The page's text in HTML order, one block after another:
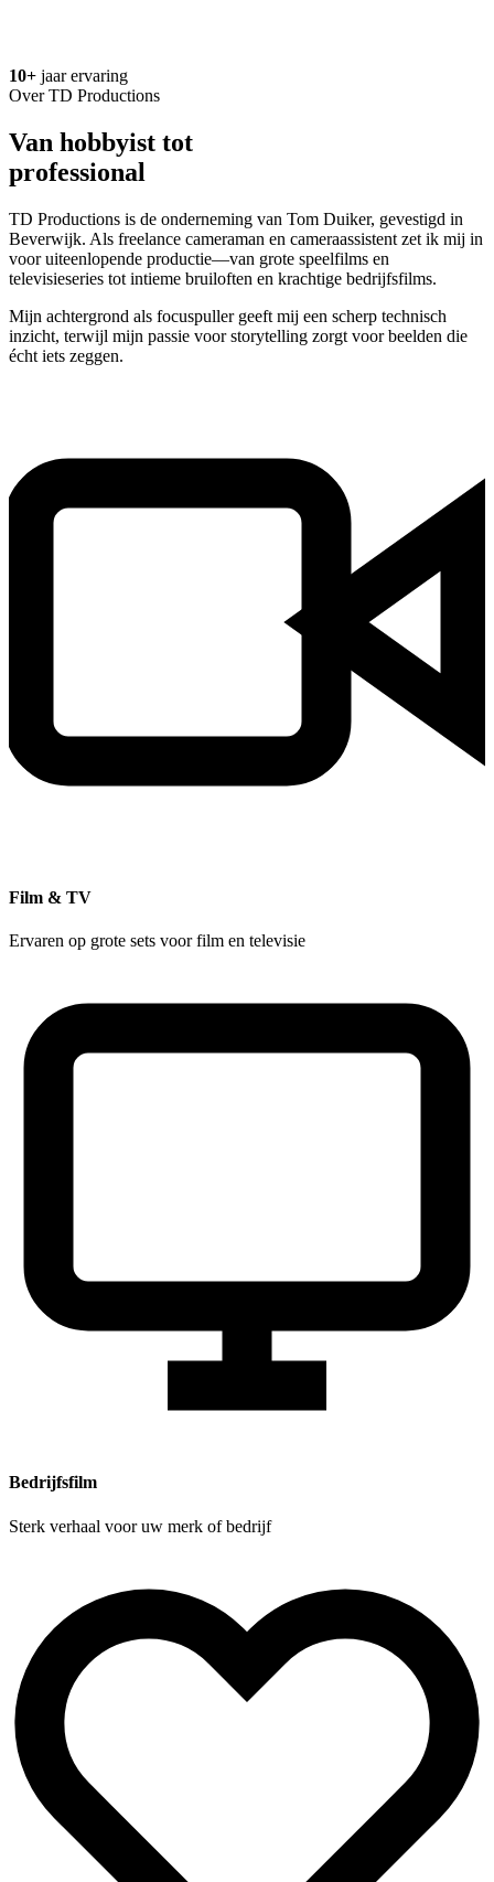
10+ jaar ervaring
Over TD Productions
Van hobbyist tot
professional
TD Productions is de onderneming van Tom Duiker, gevestigd in
Beverwijk. Als freelance cameraman en cameraassistent zet ik mij in
voor uiteenlopende productie—van grote speelfilms en
televisieseries tot intieme bruiloften en krachtige bedrijfsfilms.
Mijn achtergrond als focuspuller geeft mij een scherp technisch
inzicht, terwijl mijn passie voor storytelling zorgt voor beelden die
écht iets zeggen.
Film & TV
Ervaren op grote sets voor film en televisie
Bedrijfsfilm
Sterk verhaal voor uw merk of bedrijf